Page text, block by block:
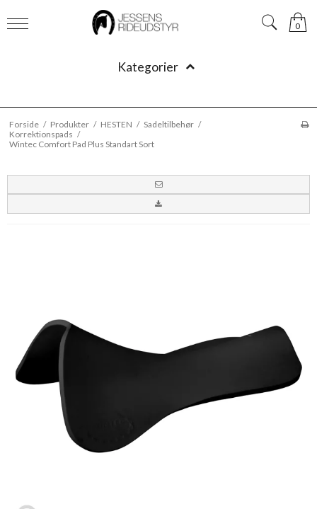
0
Kategorier
Forside / Produkter / HESTEN / Sadeltilbehør /
Korrektionspads /
Wintec Comfort Pad Plus Standart Sort